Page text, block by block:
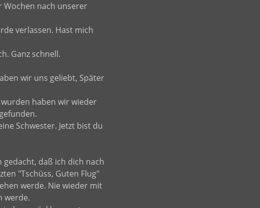
Wochen nach unserer
verlassen. Hast mich
Ganz schnell.
wir uns geliebt, Später
haben wir wieder
Schwester. Jetzt bist du
gedacht, daß ich dich nach
"Tschüss, Guten Flug"
werde. Nie wieder mit
werde.